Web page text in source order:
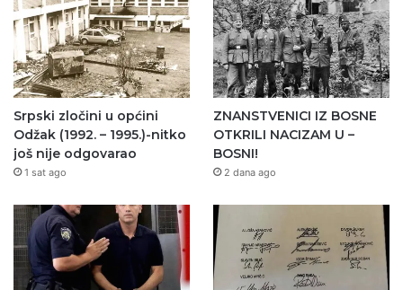
Srpski zločini u općini
Odžak (1992. – 1995.)-nitko
još nije odgovarao
1 sat ago
ZNANSTVENICI IZ BOSNE
OTKRILI NACIZAM U –
BOSNI!
2 dana ago